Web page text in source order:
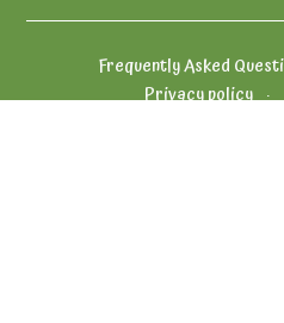
Frequently Asked
Privacy policy